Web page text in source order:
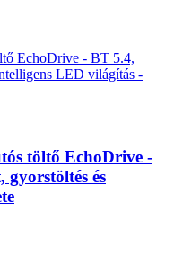
töltő EchoDrive -
gyorstöltés és